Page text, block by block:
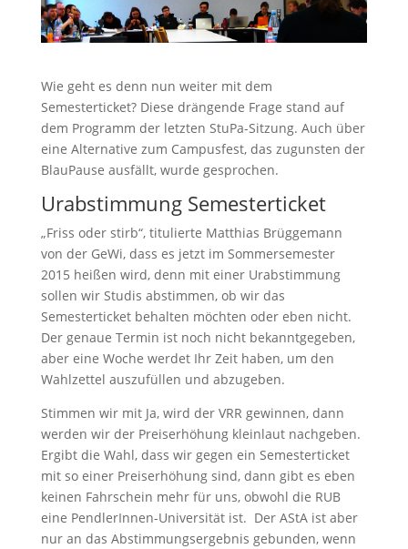
Wie geht es denn nun weiter mit dem
Semesterticket? Diese drängende Frage stand auf
dem Programm der letzten StuPa-Sitzung. Auch über
eine Alternative zum Campusfest, das zugunsten der
BlauPause ausfällt, wurde gesprochen.
Urabstimmung Semesterticket
„Friss oder stirb“, titulierte Matthias Brüggemann
von der GeWi, dass es jetzt im Sommersemester
2015 heißen wird, denn mit einer Urabstimmung
sollen wir Studis abstimmen, ob wir das
Semesterticket behalten möchten oder eben nicht.
Der genaue Termin ist noch nicht bekanntgegeben,
aber eine Woche werdet Ihr Zeit haben, um den
Wahlzettel auszufüllen und abzugeben.
Stimmen wir mit Ja, wird der VRR gewinnen, dann
werden wir der Preiserhöhung kleinlaut nachgeben.
Ergibt die Wahl, dass wir gegen ein Semesterticket
mit so einer Preiserhöhung sind, dann gibt es eben
keinen Fahrschein mehr für uns, obwohl die RUB
eine PendlerInnen-Universität ist. Der AStA ist aber
nur an das Abstimmungsergebnis gebunden, wenn